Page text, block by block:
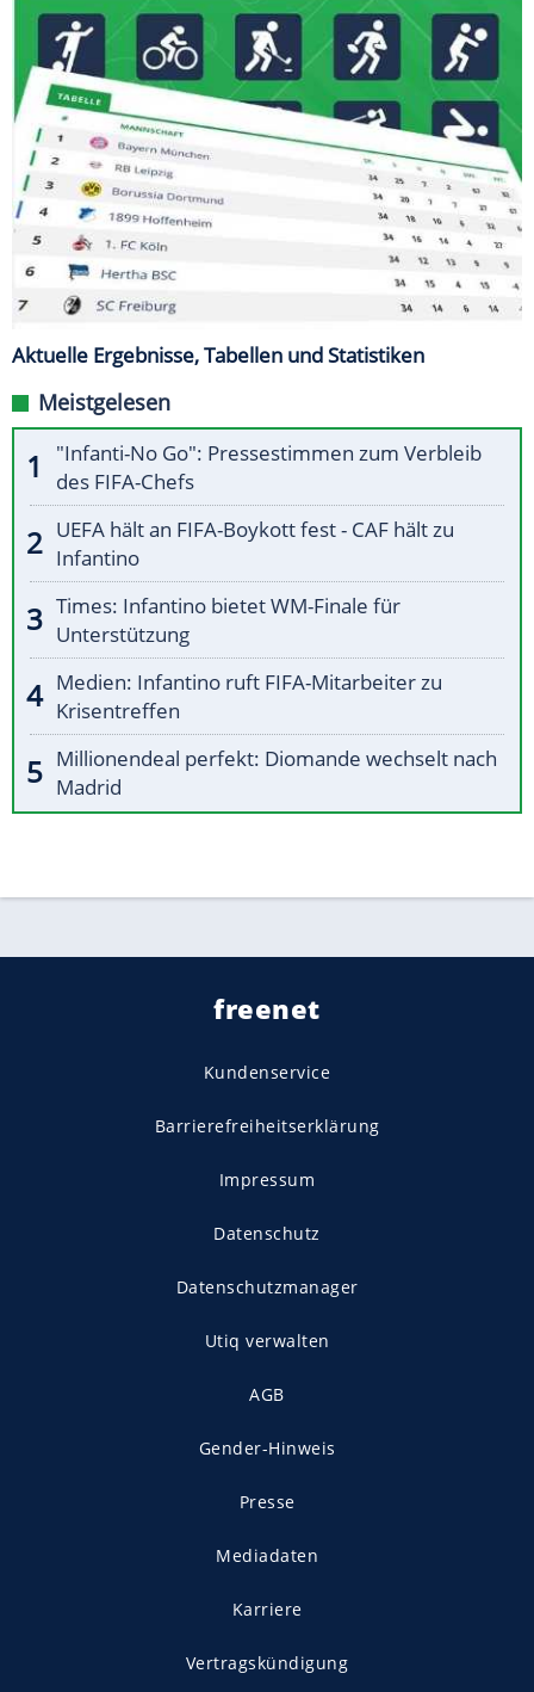
Aktuelle Ergebnisse, Tabellen und Statistiken
Meistgelesen
"Infanti-No Go": Pressestimmen zum Verbleib
des FIFA-Chefs
UEFA hält an FIFA-Boykott fest - CAF hält zu
Infantino
Times: Infantino bietet WM-Finale für
Unterstützung
Medien: Infantino ruft FIFA-Mitarbeiter zu
Krisentreffen
Millionendeal perfekt: Diomande wechselt nach
Madrid
freenet
Kundenservice
Barrierefreiheitserklärung
Impressum
Datenschutz
Datenschutzmanager
Utiq verwalten
AGB
Gender-Hinweis
Presse
Mediadaten
Karriere
Vertragskündigung